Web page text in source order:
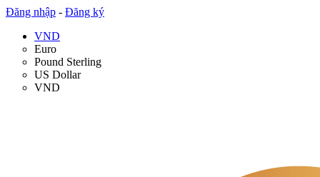
Đăng nhập - Đăng ký
VND
Euro
Pound Sterling
US Dollar
VND